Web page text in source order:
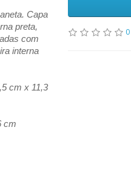
Capa
preta,
com
interna
cm x 11,3
cm